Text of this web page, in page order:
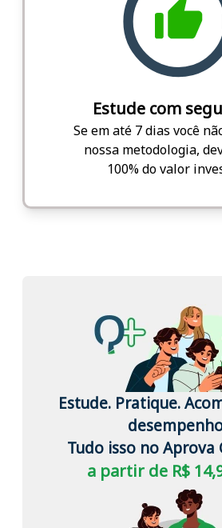
Estude com
Se em até 7 dias você
nossa metodologia,
100% do valor
Estude. Pratique.
Tudo isso no Aprova
a partir de R$